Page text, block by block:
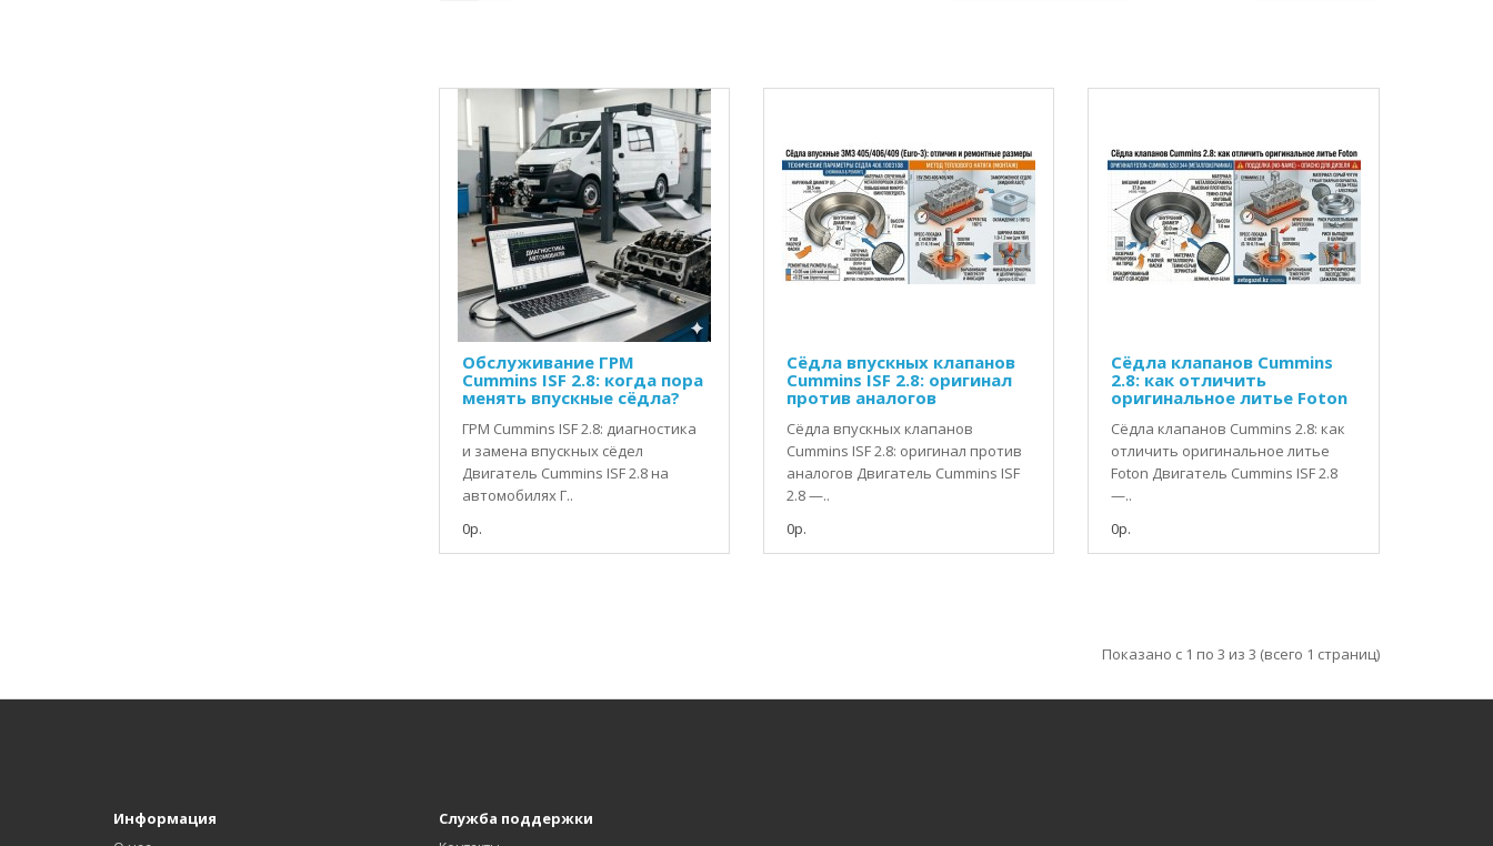
Обслуживание ГРМ
Cummins ISF 2.8: когда пора
менять впускные сёдла?
ГРМ Cummins ISF 2.8: диагностика
и замена впускных сёдел
Двигатель Cummins ISF 2.8 на
автомобилях Г..
0р.
Сёдла впускных клапанов
Cummins ISF 2.8: оригинал
против аналогов
Сёдла впускных клапанов
Cummins ISF 2.8: оригинал против
аналогов Двигатель Cummins ISF
2.8 —..
0р.
Сёдла клапанов Cummins
2.8: как отличить
оригинальное литье Foton
Сёдла клапанов Cummins 2.8: как
отличить оригинальное литье
Foton Двигатель Cummins ISF 2.8
—..
0р.
Показано с 1 по 3 из 3 (всего 1 страниц)
Информация Служба поддержки